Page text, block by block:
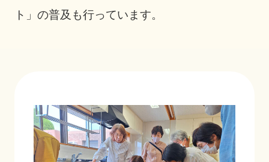
ト」の普及も行っています。